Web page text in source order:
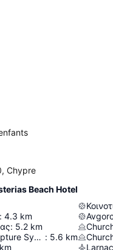
Chypre
Beach Hotel
: 4.3 km
: 5.2 km
Ayia Napa International Sculpture Symposium : 5.6 km
km